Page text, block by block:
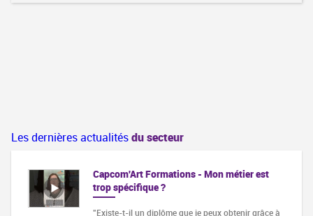
Les dernières actualitésdu secteur
Capcom'Art Formations - Mon métier est
trop spécifique ?
"Existe-t-il un diplôme que je peux obtenir grâce à